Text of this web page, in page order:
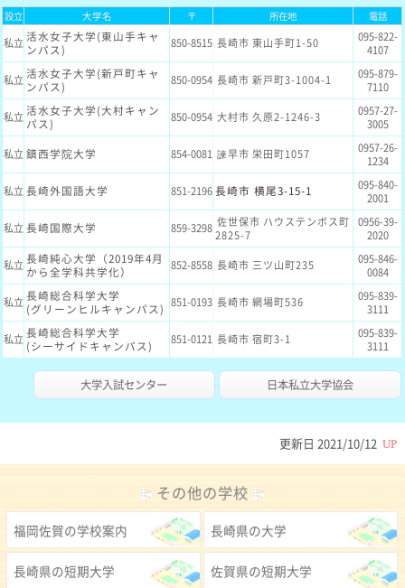
設立 大学名 〒 所在地 電話
私立 活水女子大学(東山手キャ
ンパス)
850-8515 長崎市 東山手町1-50
095-822-
4107
私立 活水女子大学(新戸町キャ
ンパス)
850-0954 長崎市 新戸町3-1004-1
095-879-
7110
私立 活水女子大学(大村キャン
パス)
850-0954 大村市 久原2-1246-3
0957-27-
3005
私立 鎮西学院大学 854-0081 諫早市 栄田町1057
0957-26-
1234
私立 長崎外国語大学 851-2196 長崎市 横尾3-15-1
095-840-
2001
私立 長崎国際大学 859-3298 佐世保市 ハウステンボス町
2825-7
0956-39-
2020
私立 長崎純心大学（2019年4月
から全学科共学化）
852-8558 長崎市 三ツ山町235
095-846-
0084
私立 長崎総合科学大学
(グリーンヒルキャンパス) 851-0193 長崎市 網場町536
095-839-
3111
私立 長崎総合科学大学
(シーサイドキャンパス)
851-0121 長崎市 宿町3-1
095-839-
3111
日本私立大学協会
大学入試センター
更新日2021/10/12 UP
その他の学校
福岡佐賀の学校案内 長崎県の大学
長崎県の短期大学 佐賀県の短期大学